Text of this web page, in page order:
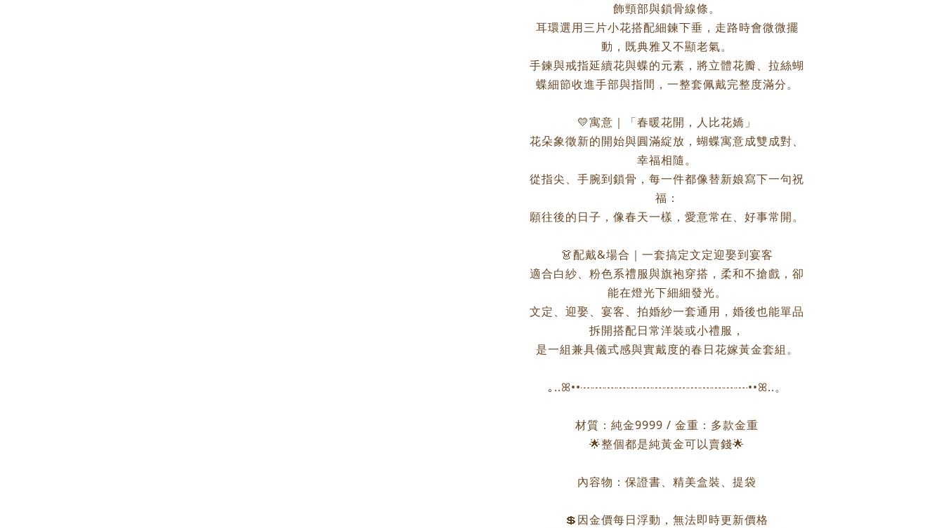
飾頸部與鎖骨線條。
耳環選用三片小花搭配細鍊下垂，走路時會微微擺
動，既典雅又不顯老氣。
手鍊與戒指延續花與蝶的元素，將立體花瓣、拉絲蝴
蝶細節收進手部與指間，一整套佩戴完整度滿分。
💛寓意｜「春暖花開，人比花嬌」
花朵象徵新的開始與圓滿綻放，蝴蝶寓意成雙成對、
幸福相隨。
從指尖、手腕到鎖骨，每一件都像替新娘寫下一句祝
福：
願往後的日子，像春天一樣，愛意常在、好事常開。
👗配戴&場合｜一套搞定文定迎娶到宴客
適合白紗、粉色系禮服與旗袍穿搭，柔和不搶戲，卻
能在燈光下細細發光。
文定、迎娶、宴客、拍婚紗一套通用，婚後也能單品
拆開搭配日常洋裝或小禮服，
是一組兼具儀式感與實戴度的春日花嫁黃金套組。
｡..ꕤ••┈┈┈┈┈┈┈┈┈┈┈┈┈┈••ꕤ..。
材質：純金9999 / 金重：多款金重
🌟整個都是純黃金可以賣錢🌟
內容物：保證書、精美盒裝、提袋
💲因金價每日浮動，無法即時更新價格